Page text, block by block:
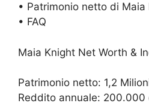
• Patrimonio netto di Maia
• FAQ
Maia Knight Net Worth &
Patrimonio netto: 1,2
Reddito annuale: 200.000